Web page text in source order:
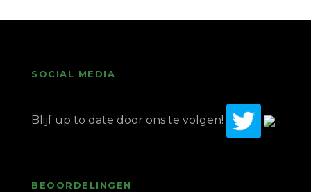
SOCIAL MEDIA
Blijf up to date door ons te volgen!
BEOORDELINGEN